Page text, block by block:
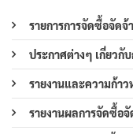
รายการการจัดซื้อจัด
ประกาศต่างๆ เกี่ยวกั
รายงานและความก้า
รายงานผลการจัดซื้อ